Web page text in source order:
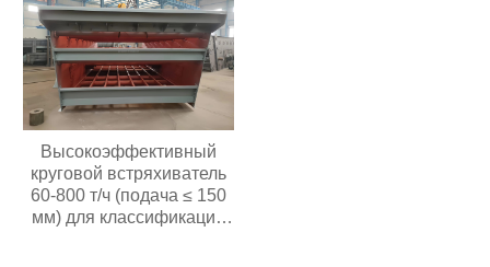
Высокоэффективный
круговой встряхиватель
60-800 т/ч (подача ≤ 150
мм) для классификации